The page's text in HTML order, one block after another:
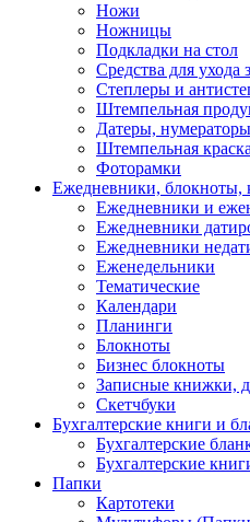
Ножи
Ножницы
Подкладки на стол
Средства для ухода
Степлеры и
Штемпельная
Датеры,
Штемпельная
Фоторамки
Ежедневники, блокноты,
Ежедневники и
Ежедневники
Ежедневники
Еженедельники
Тематические
Календари
Планинги
Блокноты
Бизнес блокноты
Записные книжки,
Скетчбуки
Бухгалтерские книги и
Бухгалтерские
Бухгалтерские
Папки
Картотеки